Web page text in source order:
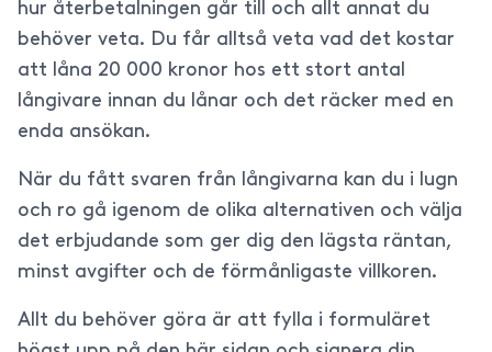
hur återbetalningen går till och allt annat du
behöver veta. Du får alltså veta vad det kostar
att låna 20 000 kronor hos ett stort antal
långivare innan du lånar och det räcker med en
enda ansökan.
När du fått svaren från långivarna kan du i lugn
och ro gå igenom de olika alternativen och välja
det erbjudande som ger dig den lägsta räntan,
minst avgifter och de förmånligaste villkoren.
Allt du behöver göra är att fylla i formuläret